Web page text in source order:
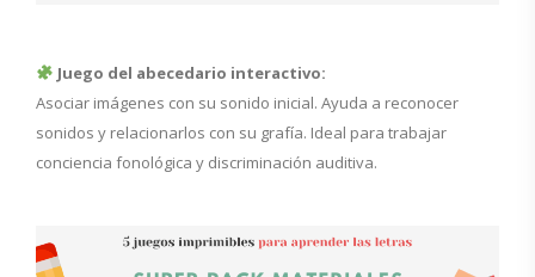
Juego del abecedario interactivo:
Asociar imágenes con su sonido inicial. Ayuda a reconocer
sonidos y relacionarlos con su grafía. Ideal para trabajar
conciencia fonológica y discriminación auditiva.